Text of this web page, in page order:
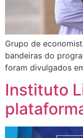
Grupo de
bandeiras do
foram divulgados
Instituto